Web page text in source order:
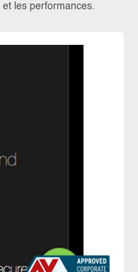
et les performances.